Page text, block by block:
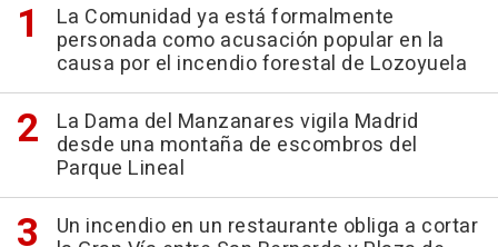
La Comunidad ya está formalmente
personada como acusación popular en la
causa por el incendio forestal de Lozoyuela
La Dama del Manzanares vigila Madrid
desde una montaña de escombros del
Parque Lineal
Un incendio en un restaurante obliga a cortar